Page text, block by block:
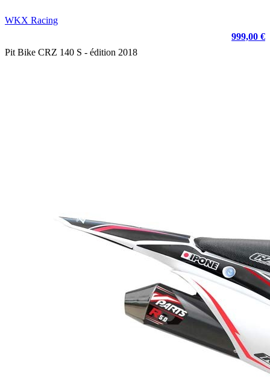
WKX Racing
999,00 €
Pit Bike CRZ 140 S - édition 2018